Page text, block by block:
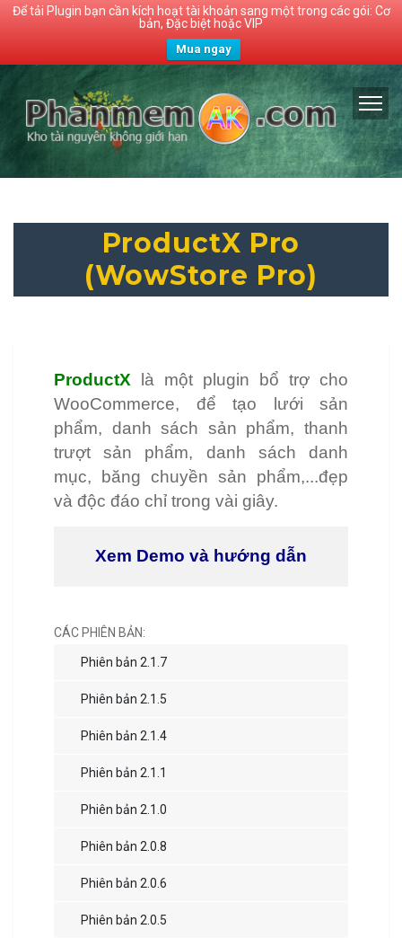
Để tải Plugin bạn cần kích hoạt tài khoản sang một trong các gói: Cơ
bản, Đặc biệt hoặc VIP
Mua ngay
ProductX Pro
(WowStore Pro)
ProductX là một plugin bổ trợ cho
WooCommerce, để tạo lưới sản
phẩm, danh sách sản phẩm, thanh
trượt sản phẩm, danh sách danh
mục, băng chuyền sản phẩm,...đẹp
và độc đáo chỉ trong vài giây.
Xem Demo và hướng dẫn
CÁC PHIÊN BẢN:
Phiên bản 2.1.7
Phiên bản 2.1.5
Phiên bản 2.1.4
Phiên bản 2.1.1
Phiên bản 2.1.0
Phiên bản 2.0.8
Phiên bản 2.0.6
Phiên bản 2.0.5